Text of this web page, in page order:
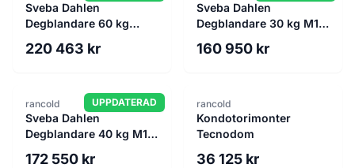
Sveba Dahlen
Degblandare 60 kg
220 463 kr
Sveba Dahlen
Degblandare 30 kg M1-
160 950 kr
UPPDATERAD
rancold
Sveba Dahlen
Degblandare 40 kg M1-
172 550 kr
rancold
Kondotorimonter
Tecnodom
36 125 kr